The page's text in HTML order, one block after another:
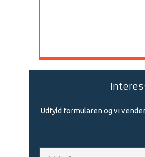
Udfyld formularen og vi